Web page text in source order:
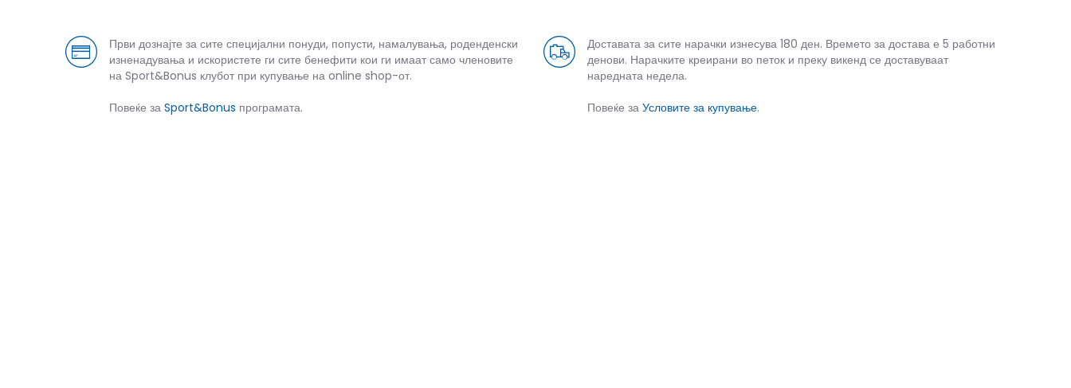
Први дознајте за сите специјални понуди, попусти, намалувања, роденденски
изненадувања и искористете ги сите бенефити кои ги имаат само членовите
на Sport&Bonus клубот при купување на online shop-от.
Повеќе за Sport&Bonus програмата.
Доставата за сите нарачки изнесува 180 ден. Времето за достава е 5 работни
денови. Нарачките креирани во петок и преку викенд се доставуваат
наредната недела.
Повеќе за Условите за купување.